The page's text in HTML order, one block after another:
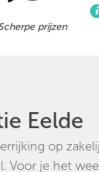
prijzen
Eelde
op
Voor je het